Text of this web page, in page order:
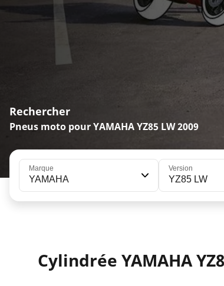
Rechercher
Pneus moto pour YAMAHA YZ85 LW 2009
Marque
YAMAHA
Version
YZ85 LW
Cylindrée YAMAHA